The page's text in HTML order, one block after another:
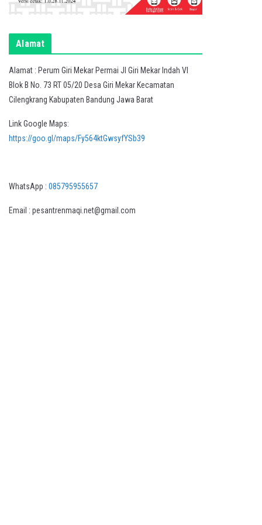
Alamat
Alamat : Perum Giri Mekar Permai Jl Giri Mekar Indah VI
Blok B No. 73 RT 05/20 Desa Giri Mekar Kecamatan
Cilengkrang Kabupaten Bandung Jawa Barat
Link Google Maps:
https://goo.gl/maps/Fy564ktGwsyfYSb39
WhatsApp :085795955657
Email : pesantrenmaqi.net@gmail.com